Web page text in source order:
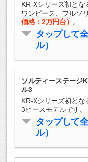
KR-Xシリーズ初と
ワンピース、フルソ
価格：2万円台） 。
タップして
ル）
ソルティーステージ
ル3
KR-Xシリーズ初と
3ピースモデルです。
タップして
ル）